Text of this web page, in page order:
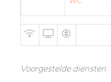
Voorgestelde diensten